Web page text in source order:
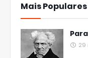
Mais Populares
29